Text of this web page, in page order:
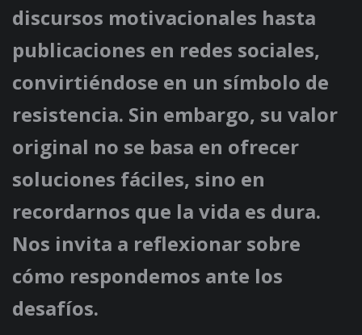
discursos motivacionales hasta
publicaciones en redes sociales,
convirtiéndose en un símbolo de
resistencia. Sin embargo, su valor
original no se basa en ofrecer
soluciones fáciles, sino en
recordarnos que la vida es dura.
Nos invita a reflexionar sobre
cómo respondemos ante los
desafíos.